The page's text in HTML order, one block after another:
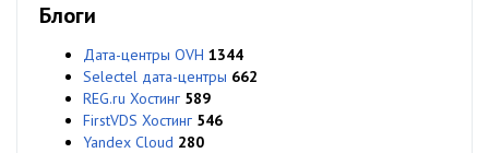
Блоги
Дата-центры OVH 1344
Selectel дата-центры 662
REG.ru Хостинг 589
FirstVDS Хостинг 546
Yandex Cloud 280